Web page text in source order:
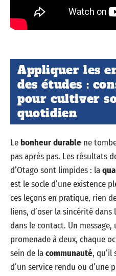
Appliquer les
des études :
pour cultiver
quotidien
Le bonheur durable ne
pas après pas. Les résultats
d’Otago sont limpides : la
est le socle d’une existence
ces leçons en pratique, rien
liens, d’oser la sincérité
dans le contact. Un
promenade à deux, chaque
sein de lacommunauté, qu’il
d’un service rendu ou d’une